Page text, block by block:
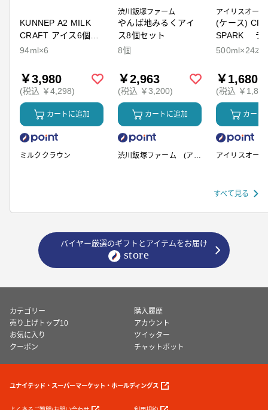
KUNNEP A2 MILK
CRAFT アイス6個セ
ット
94ml×6
￥3,980
(税込 ￥4,298)
カートに追加
ミルククラウン
渋川飯塚ファーム
やんば地みるくアイ
ス8個セット
8個
￥2,963
(税込 ￥3,200)
カートに追加
渋川飯塚ファーム (アイ
アイリスオーヤ
(ケース)
SPARK ラ
500ml×24本
￥1,680
(税込 ￥
カート
アイリスオー
すべて見る
バイヤー厳選のギフトとアイテムをお届け
カテゴリー
購入履歴
売り上げトップ10
アカウント
お気に入り
ツイッター
クーポン
チャットボット
ユナイテッド・スーパーマーケット・ホールディングス